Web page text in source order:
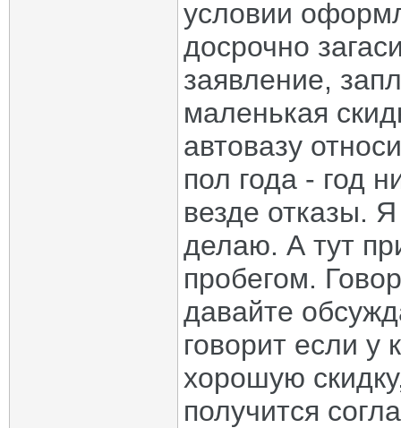
условии
досрочно
заявление,
маленькая
автовазу
пол года - год
везде отказы.
делаю. А тут
пробегом.
давайте
говорит если
хорошую
получится